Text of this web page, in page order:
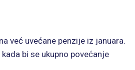
već uvećane penzije iz januara.
bi se ukupno povećanje